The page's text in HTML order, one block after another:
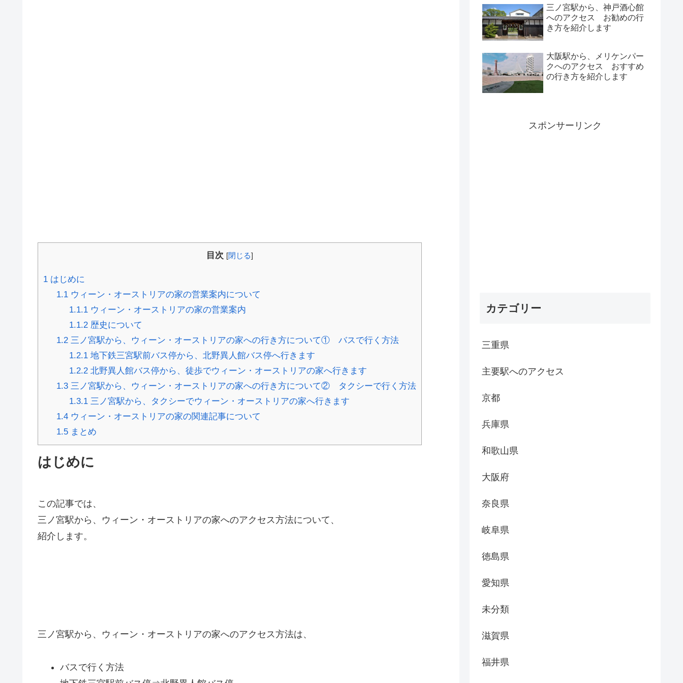
目次 [閉じる]
1 はじめに
1.1ウィーン・オーストリアの家の営業案内について
1.1.1 ウィーン・オーストリアの家の営業案内
1.1.2 歴史について
1.2三ノ宮駅から、ウィーン・オーストリアの家への行き方について① バスで行く方法
1.2.1 地下鉄三宮駅前バス停から、北野異人館バス停へ行きます
1.2.2 北野異人館バス停から、徒歩でウィーン・オーストリアの家へ行きます
1.3三ノ宮駅から、ウィーン・オーストリアの家への行き方について② タクシーで行く方法
1.3.1 三ノ宮駅から、タクシーでウィーン・オーストリアの家へ行きます
1.4ウィーン・オーストリアの家の関連記事について
1.5まとめ
はじめに
この記事では、
三ノ宮駅から、ウィーン・オーストリアの家へのアクセス方法について、
紹介します。
三ノ宮駅から、ウィーン・オーストリアの家へのアクセス方法は、
バスで行く方法
三ノ宮駅から、神戸酒心館
へのアクセス お勧めの行
き方を紹介します
大阪駅から、メリケンパー
クへのアクセス おすすめ
の行き方を紹介します
スポンサーリンク
カテゴリー
三重県
主要駅へのアクセス
京都
兵庫県
和歌山県
大阪府
奈良県
岐阜県
徳島県
愛知県
未分類
滋賀県
福井県